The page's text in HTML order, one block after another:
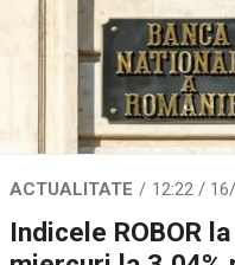
ACTUALITATE 12:22 /
Indicele ROBOR